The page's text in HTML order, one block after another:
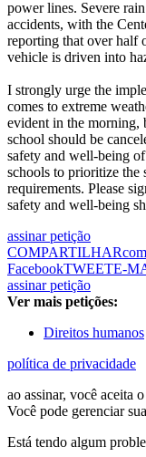
power lines. Severe
accidents, with the
reporting that over half
vehicle is driven into
I strongly urge the
comes to extreme
evident in the morning,
school should be
safety and well-being
schools to prioritize the
requirements. Please
safety and well-being
assinar petição
COMPARTILHAR
FacebookTWEETE-
assinar petição
Ver mais petições:
Direitos humanos
política de privacidade
ao assinar, você aceita o
Você pode gerenciar
Está tendo algum